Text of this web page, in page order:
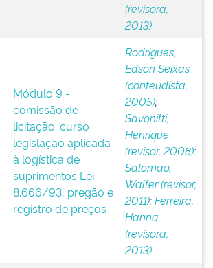
(revisora,
2013)
Módulo 9 -
comissão de
licitação: curso
legislação aplicada
à logística de
suprimentos Lei
8.666/93, pregão e
registro de preços
Rodrigues,
Edson Seixas
(conteudista,
2005);
Savonitti,
Henrique
(revisor, 2008);
Salomão,
Walter (revisor,
2011);Ferreira,
Hanna
(revisora,
2013)